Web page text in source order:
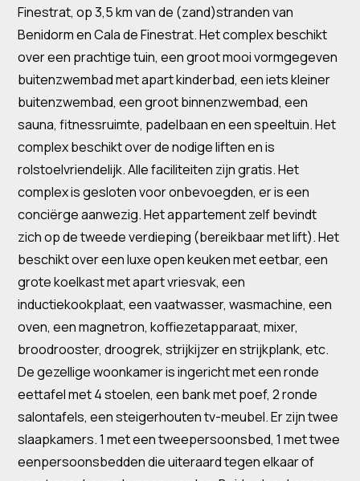
Finestrat, op 3,5 km van de (zand)stranden van
Benidorm en Cala de Finestrat. Het complex beschikt
over een prachtige tuin, een groot mooi vormgegeven
buitenzwembad met apart kinderbad, een iets kleiner
buitenzwembad, een groot binnenzwembad, een
sauna, fitnessruimte, padelbaan en een speeltuin. Het
complex beschikt over de nodige liften en is
rolstoelvriendelijk. Alle faciliteiten zijn gratis. Het
complex is gesloten voor onbevoegden, er is een
conciërge aanwezig. Het appartement zelf bevindt
zich op de tweede verdieping (bereikbaar met lift). Het
beschikt over een luxe open keuken met eetbar, een
grote koelkast met apart vriesvak, een
inductiekookplaat, een vaatwasser, wasmachine, een
oven, een magnetron, koffiezetapparaat, mixer,
broodrooster, droogrek, strijkijzer en strijkplank, etc.
De gezellige woonkamer is ingericht met een ronde
eettafel met 4 stoelen, een bank met poef, 2 ronde
salontafels, een steigerhouten tv-meubel. Er zijn twee
slaapkamers. 1 met een tweepersoonsbed, 1 met twee
eenpersoonsbedden die uiteraard tegen elkaar of